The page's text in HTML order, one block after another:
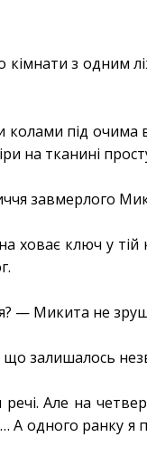
кімнати з одним
під очима
на тканині
завмерлого
ключ у тій
— Микита не
що залишалось
Але на
А одного ранку